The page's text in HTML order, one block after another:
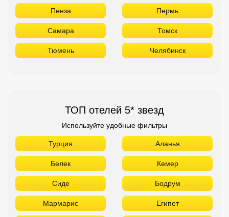
Пенза Пермь
Самара Томск
Тюмень Челябинск
ТОП отелей 5* звезд
Используйте удобные фильтры
Турция Аланья
Белек Кемер
Сиде Бодрум
Мармарис Египет